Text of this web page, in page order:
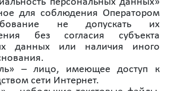
для соблюдения Оператором
не допускать их
без согласия субъекта
данных или наличия иного
– лицо, имеющее доступ к
сети Интернет.